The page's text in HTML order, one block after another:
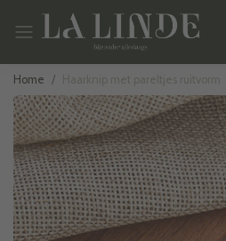
Home Haarknip met pareltjes ruitvorm